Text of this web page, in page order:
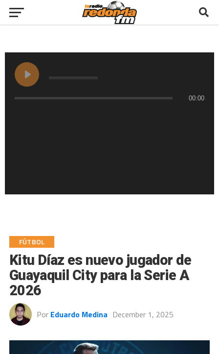
00:00
FÚTBOL
Kitu Díaz es nuevo jugador de
Guayaquil City para la Serie A
2026
Por Eduardo Medina December 1, 2025